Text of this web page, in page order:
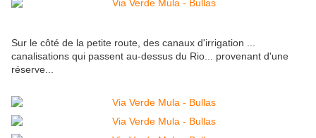
Sur le côté de la petite route, des canaux d'irrigation ...
canalisations qui passent au-dessus du Rio... provenant d'une
réserve...